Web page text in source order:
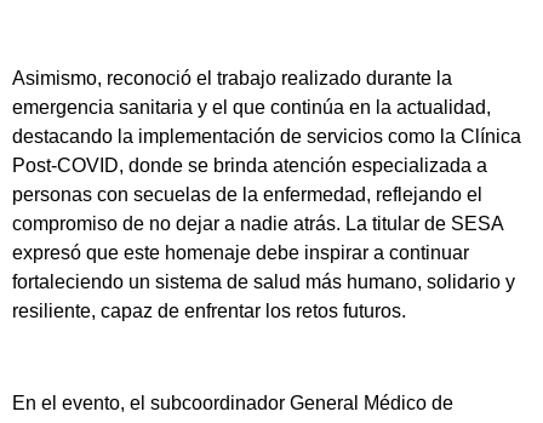
Asimismo, reconoció el trabajo realizado durante la
emergencia sanitaria y el que continúa en la actualidad,
destacando la implementación de servicios como la Clínica
Post-COVID, donde se brinda atención especializada a
personas con secuelas de la enfermedad, reflejando el
compromiso de no dejar a nadie atrás. La titular de SESA
expresó que este homenaje debe inspirar a continuar
fortaleciendo un sistema de salud más humano, solidario y
resiliente, capaz de enfrentar los retos futuros.
En el evento, el subcoordinador General Médico de